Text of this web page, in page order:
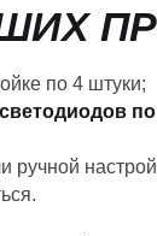
по 4 штуки;
по
ручной